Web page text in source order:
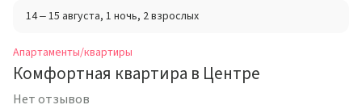
14 – 15 августа, 1 ночь, 2 взрослых
Апартаменты/квартиры
Комфортная квартира в Центре
Нет отзывов